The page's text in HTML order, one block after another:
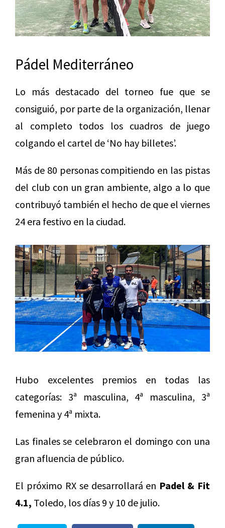
Pádel Mediterráneo
Lo más destacado del torneo fue que se
consiguió, por parte de la organización, llenar
al completo todos los cuadros de juego
colgando el cartel de ‘No hay billetes’.
Más de 80 personas compitiendo en las pistas
del club con un gran ambiente, algo a lo que
contribuyó también el hecho de que el viernes
24 era festivo en la ciudad.
Hubo excelentes premios en todas las
categorías: 3ª masculina, 4ª masculina, 3ª
femenina y 4ª mixta.
Las finales se celebraron el domingo con una
gran afluencia de público.
El próximo RX se desarrollará en Padel & Fit
4.1, Toledo, los días 9 y 10 de julio.